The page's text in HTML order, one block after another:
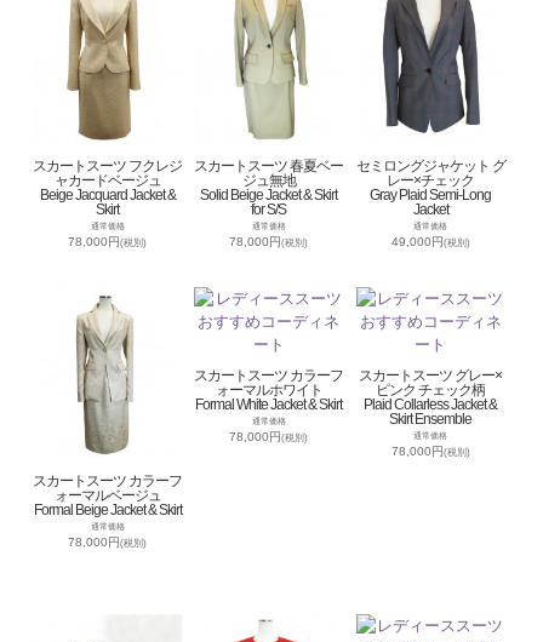
スカートスーツ フクレジ
ャカードベージュ
Beige Jacquard Jacket &
Skirt
通常価格
78,000円(税別)
スカートスーツ 春夏ベー
ジュ無地
Solid Beige Jacket & Skirt
for S/S
通常価格
78,000円(税別)
セミロングジャケット グ
レー×チェック
Gray Plaid Semi-Long
Jacket
通常価格
49,000円(税別)
スカートスーツ カラーフ
ォーマルベージュ
Formal Beige Jacket & Skirt
通常価格
78,000円(税別)
スカートスーツ カラーフ
ォーマルホワイト
Formal White Jacket & Skirt
通常価格
78,000円(税別)
スカートスーツ グレー×
ピンク チェック柄
Plaid Collarless Jacket &
Skirt Ensemble
通常価格
78,000円(税別)